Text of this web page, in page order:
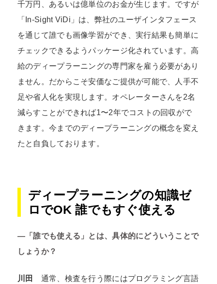
千万円、あるいは億単位のお金が生じます。ですが
「In-Sight ViDi」は、弊社のユーザインタフェース
を通じて誰でも画像学習ができ、実行結果も簡単に
チェックできるようパッケージ化されています。高
給のディープラーニングの専門家を雇う必要があり
ません。だからこそ安価なご提供が可能で、人手不
足や省人化を実現します。オペレーターさんを2名
減らすことができれば1〜2年でコストの回収がで
きます。今までのディープラーニングの概念を変え
たと自負しております。
ディープラーニングの知識ゼ
ロでOK 誰でもすぐ使える
― 「誰でも使える」とは、具体的にどういうことで
しょうか？
川田
通常、検査を行う際にはプログラミング言語